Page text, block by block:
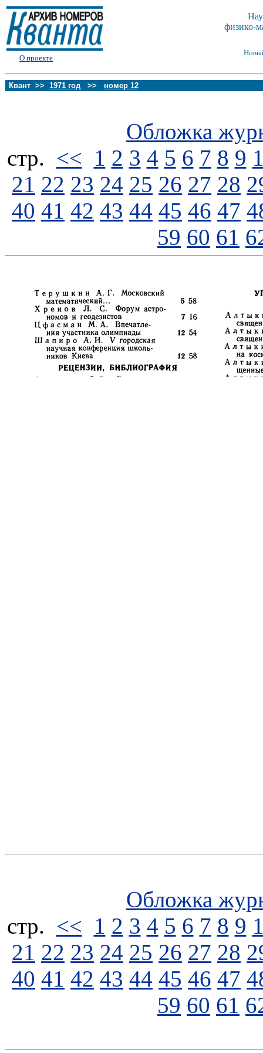
О проекте
физико-
Квант >> 1971 год >> номер 12
Обложка
стp. << 1 2 3 4 5 6 7 8 9
21 22 23 24 25 26 27 28
40 41 42 43 44 45 46 47
59 60 61
Обложка
стp. << 1 2 3 4 5 6 7 8 9
21 22 23 24 25 26 27 28
40 41 42 43 44 45 46 47
59 60 61